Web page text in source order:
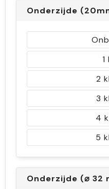
Onderzijde
1
2
3
4
5
Onderzijde (⌀ 32